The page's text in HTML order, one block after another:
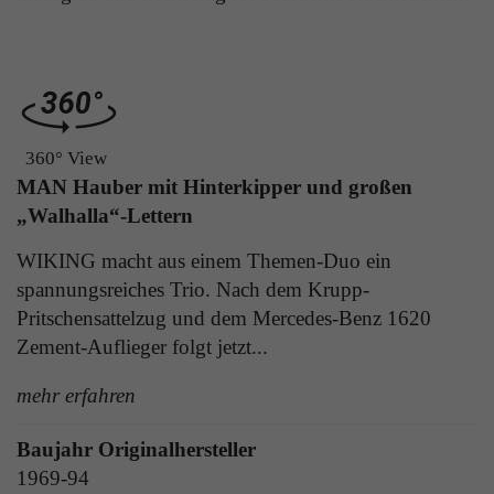
360° View
MAN Hauber mit Hinterkipper und großen
„Walhalla“-Lettern
WIKING macht aus einem Themen-Duo ein
spannungsreiches Trio. Nach dem Krupp-
Pritschensattelzug und dem Mercedes-Benz 1620
Zement-Auflieger folgt jetzt...
mehr erfahren
Baujahr Originalhersteller
1969-94
Name
Anbieter TYPO3
Laufzeit Ende der Sitzung
Zweck
PHPs Standard Sitzungs Identifikation (nur für
Administratoren relevant).
Anbieter
Laufzeit 1 Tag
Anbieter Google Analytics
Zweck
Enthält eine zufallsgenerierte User-ID. Anhand
dieser ID kann Google Analytics
wiederkehrende User auf dieser Website
wiedererkennen und die Daten von früheren
Name